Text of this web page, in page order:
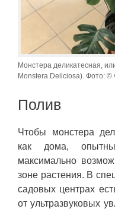
Монстера деликатесная,
Monstera Deliciosa). Фото: ©
Полив
Чтобы монстера
как дома,
максимально
зоне растения. В
садовых центрах
от ультразвуковых